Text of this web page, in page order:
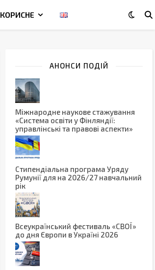
КОРИСНЕ
АНОНСИ ПОДІЙ
Міжнародне наукове стажування
«Система освіти у Фінляндії:
управлінські та правові аспекти»
Стипендіальна програма Уряду
Румунії для на 2026/27 навчальний
рік
Вcеукраїнський фестиваль «СВОЇ»
до дня Європи в Україні 2026